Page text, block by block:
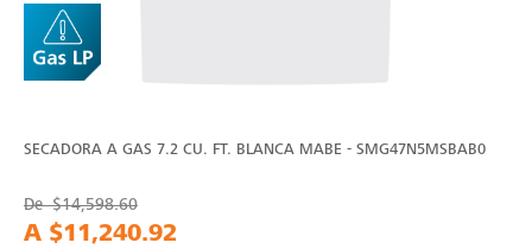
SECADORA A GAS 7.2 CU. FT. BLANCA MABE - SMG47N5MSBAB0
De$14,598.60
A $11,240.92